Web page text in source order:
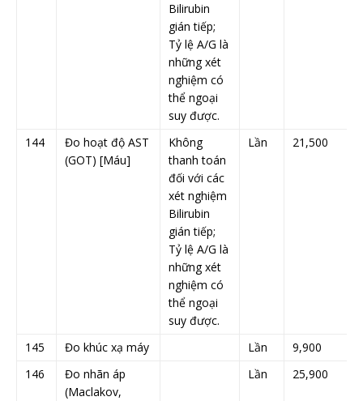
Bilirubin
gián tiếp;
Tỷ lệ A/G là
những xét
nghiệm có
thể ngoại
suy được.
144
Đo hoạt độ AST
(GOT) [Máu]
Không
thanh toán
đối với các
xét nghiệm
Bilirubin
gián tiếp;
Tỷ lệ A/G là
những xét
nghiệm có
thể ngoại
suy được.
Lần 21,500
145 Đo khúc xạ máy Lần
9,900
146
Đo nhãn áp
(Maclakov,
Lần 25,900